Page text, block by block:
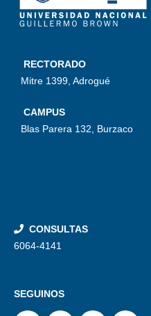
RECTORADO
Mitre 1399, Adrogué
CAMPUS
Blas Parera 132, Burzaco
CONSULTAS
6064-4141
SEGUINOS